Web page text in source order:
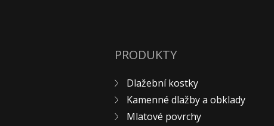
PRODUKTY
Dlažební kostky
Kamenné dlažby a obklady
Mlatové povrchy